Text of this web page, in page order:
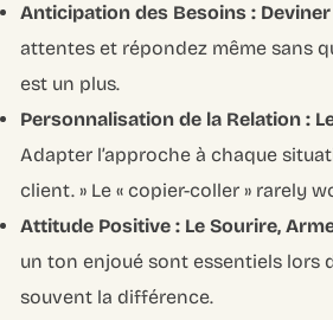
Anticipation des Besoins :
attentes et répondez même sans
est un plus.
Personnalisation de la Relation :
Adapter l’approche à chaque
client. » Le « copier-coller » rarely
Attitude Positive : Le Sourire,
un ton enjoué sont essentiels lors
souvent la différence.